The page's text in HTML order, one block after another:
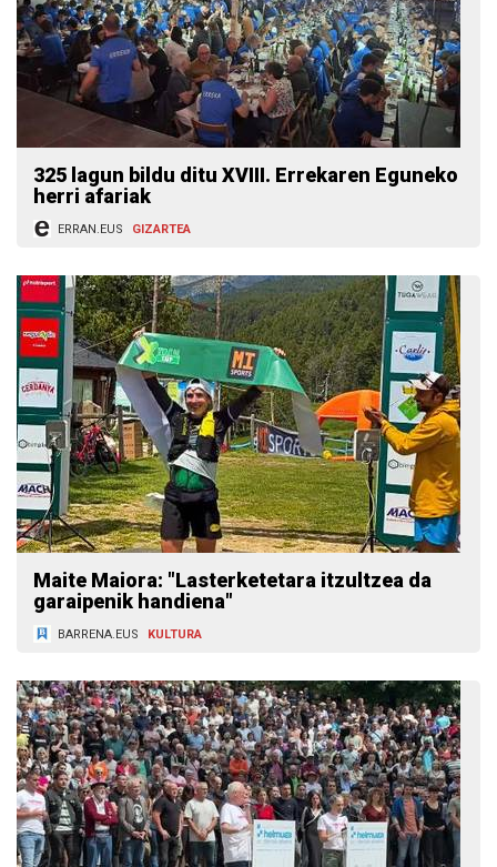
325 lagun bildu ditu XVIII. Errekaren Eguneko
herri afariak
ERRAN.EUS GIZARTEA
Maite Maiora: "Lasterketetara itzultzea da
garaipenik handiena"
BARRENA.EUS KULTURA